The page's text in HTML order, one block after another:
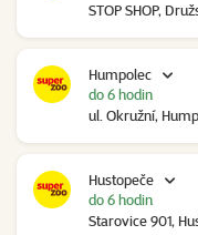
STOP SHOP,
Humpolec
ul. Okružní,
do 6 hodin
Hustopeče
Starovice 901,
do 6 hodin